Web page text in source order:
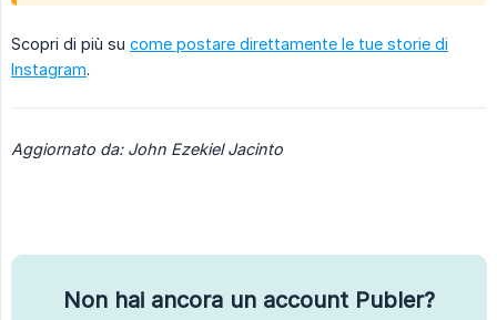
Scopri di più su come postare direttamente le tue storie di
Instagram.
Aggiornato da: John Ezekiel Jacinto
Non hai ancora un account Publer?